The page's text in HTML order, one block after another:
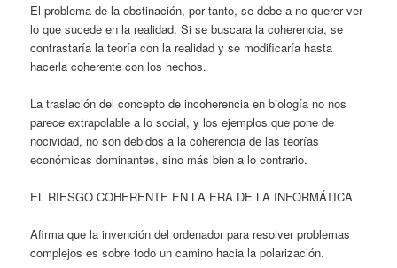
El problema de la obstinación, por tanto, se debe a no querer ver
lo que sucede en la realidad. Si se buscara la coherencia, se
contrastaría la teoría con la realidad y se modificaría hasta
hacerla coherente con los hechos.
La traslación del concepto de incoherencia en biología no nos
parece extrapolable a lo social, y los ejemplos que pone de
nocividad, no son debidos a la coherencia de las teorías
económicas dominantes, sino más bien a lo contrario.
EL RIESGO COHERENTE EN LA ERA DE LA INFORMÁTICA
Afirma que la invención del ordenador para resolver problemas
complejos es sobre todo un camino hacia la polarización.